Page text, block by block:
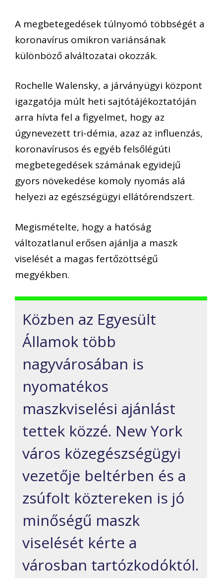
A megbetegedések túlnyomó többségét a
koronavírus omikron variánsának
különböző alváltozatai okozzák.
Rochelle Walensky, a járványügyi központ
igazgatója múlt heti sajtótájékoztatóján
arra hívta fel a figyelmet, hogy az
úgynevezett tri-démia, azaz az influenzás,
koronavírusos és egyéb felsőlégúti
megbetegedések számának egyidejű
gyors növekedése komoly nyomás alá
helyezi az egészségügyi ellátórendszert.
Megismételte, hogy a hatóság
változatlanul erősen ajánlja a maszk
viselését a magas fertőzöttségű
megyékben.
Közben az Egyesült
Államok több
nagyvárosában is
nyomatékos
maszkviselési ajánlást
tettek közzé. New York
város közegészségügyi
vezetője beltérben és a
zsúfolt köztereken is jó
minőségű maszk
viselését kérte a
városban tartózkodóktól.